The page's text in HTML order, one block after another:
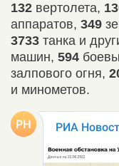
132 вертолета,
аппаратов, 349
3733 танка и
машин, 594
залпового огня,
и минометов.